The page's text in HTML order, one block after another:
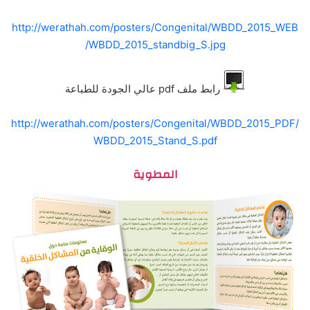
http://werathah.com/posters/Congenital/WBDD_2015_WEB
/WBDD_2015_standbig_S.jpg
رابط ملف pdf عالي الجودة للطباعة
http://werathah.com/posters/Congenital/WBDD_2015_PDF/
WBDD_2015_Stand_S.pdf
المطوية